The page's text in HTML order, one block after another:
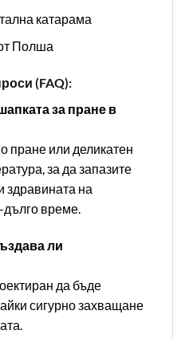
катарама
Полша
(FAQ):
за пране в
пране или деликатен
за да запазите
здравината на
дълго време.
ли
да бъде
сигурно захващане